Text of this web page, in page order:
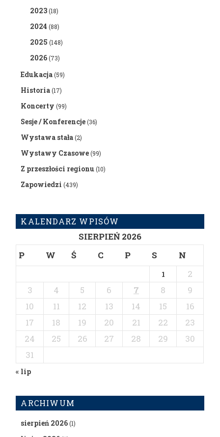
2023(18)
2024 (88)
2025 (148)
2026(73)
Edukacja(59)
Historia(17)
Koncerty (99)
Sesje / Konferencje(36)
Wystawa stała(2)
Wystawy Czasowe(99)
Z przeszłości regionu(10)
Zapowiedzi (439)
KALENDARZ WPISÓW
SIERPIEŃ 2026
P
W Ś C P S N
1
2
3
4 5 6 7 8
9
10
11 12 13 14 15
16
17
18 19 20 21 22
23
24
25 26 27 28 29
30
31
« lip
ARCHIWUM
sierpień 2026(1)